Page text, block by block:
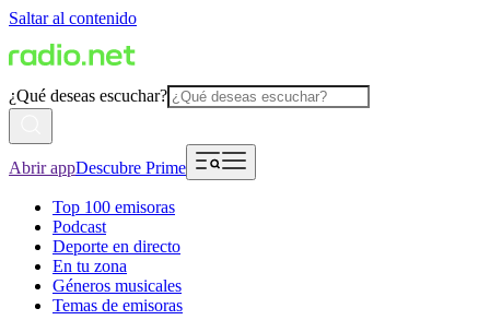
Saltar al contenido
¿Qué deseas escuchar?
Abrir appDescubre Prime
Top 100 emisoras
Podcast
Deporte en directo
En tu zona
Géneros musicales
Temas de emisoras